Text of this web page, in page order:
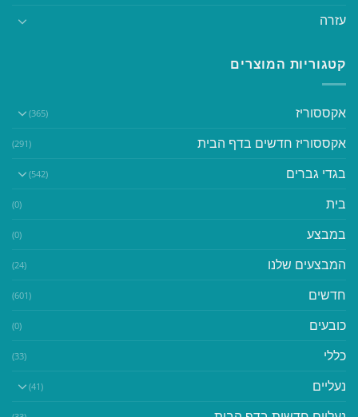
עזרה
קטגוריות המוצרים
אקססוריז (365)
אקססוריז חדשים בדף הבית (291)
בגדי גברים (542)
בית (0)
במבצע (0)
המבצעים שלנו (24)
חדשים (601)
כובעים (0)
כללי (33)
נעליים (41)